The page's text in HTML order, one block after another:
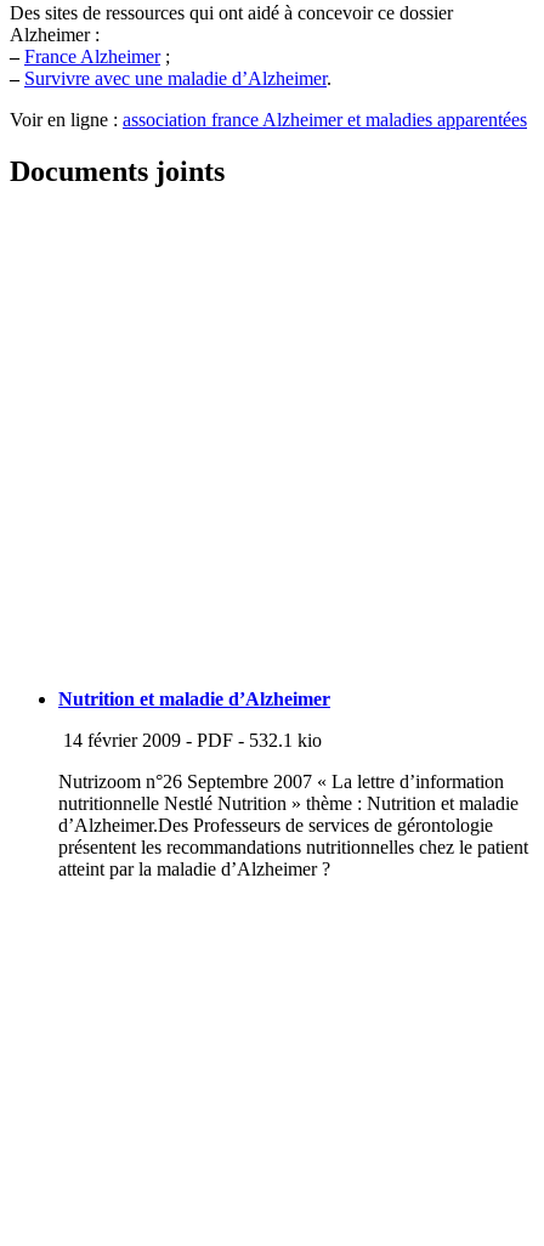
Des sites de ressources qui ont aidé à concevoir ce dossier
Alzheimer :
– France Alzheimer;
– Survivre avec une maladie d’Alzheimer.
Voir en ligne : association france Alzheimer et maladies apparentées
Documents joints
Nutrition et maladie d’Alzheimer
14 février 2009 - PDF - 532.1 kio
Nutrizoom n°26 Septembre 2007 « La lettre d’information
nutritionnelle Nestlé Nutrition » thème : Nutrition et maladie
d’Alzheimer.Des Professeurs de services de gérontologie
présentent les recommandations nutritionnelles chez le patient
atteint par la maladie d’Alzheimer ?